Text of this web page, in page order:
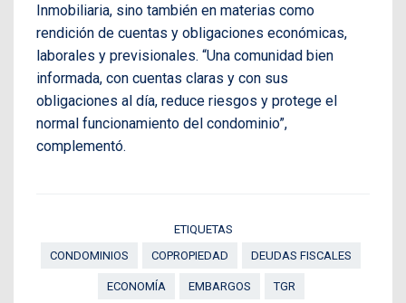
Inmobiliaria, sino también en materias como
rendición de cuentas y obligaciones económicas,
laborales y previsionales. “Una comunidad bien
informada, con cuentas claras y con sus
obligaciones al día, reduce riesgos y protege el
normal funcionamiento del condominio”,
complementó.
ETIQUETAS
CONDOMINIOS
COPROPIEDAD DEUDAS FISCALES
ECONOMÍA EMBARGOS TGR